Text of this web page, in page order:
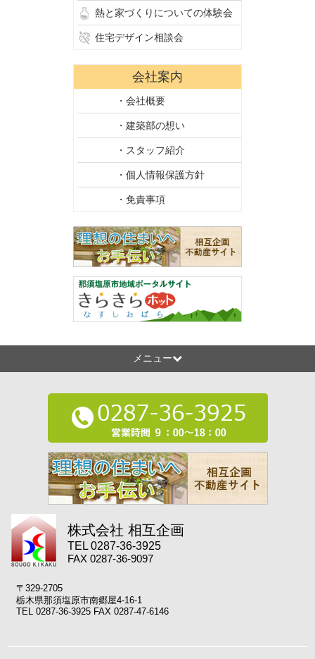
熱と家づくりについての体験会
住宅デザイン相談会
会社案内
・会社概要
・建築部の想い
・スタッフ紹介
・個人情報保護方針
・免責事項
メニュー
株式会社 相互企画
TEL 0287-36-3925
FAX 0287-36-9097
〒329-2705
栃木県那須塩原市南郷屋4-16-1
TEL 0287-36-3925 FAX 0287-47-6146